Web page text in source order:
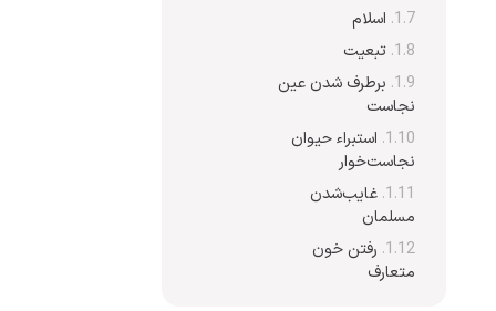
اسلام
تبعیت
برطرف شدن عین
نجاست
استبراء حیوان
نجاست‌خوار
غایب‌شدن
مسلمان
رفتن خون
متعارف